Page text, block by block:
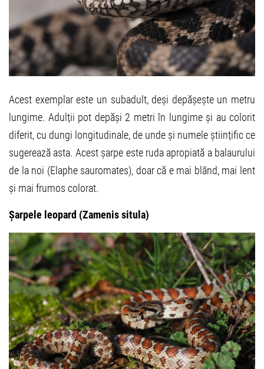
Acest exemplar este un subadult, deși depășește un metru
lungime. Adulții pot depăși 2 metri în lungime și au colorit
diferit, cu dungi longitudinale, de unde și numele științific ce
sugerează asta. Acest șarpe este ruda apropiată a balaurului
de la noi (Elaphe sauromates), doar că e mai blând, mai lent
și mai frumos colorat.
Șarpele leopard (Zamenis situla)